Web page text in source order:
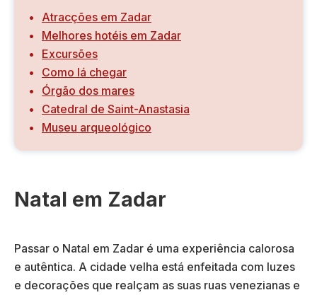
Atracções em Zadar
Melhores hotéis em Zadar
Excursões
Como lá chegar
Órgão dos mares
Catedral de Saint-Anastasia
Museu arqueológico
Natal em Zadar
Passar o Natal em Zadar é uma experiência calorosa
e autêntica. A cidade velha está enfeitada com luzes
e decorações que realçam as suas ruas venezianas e